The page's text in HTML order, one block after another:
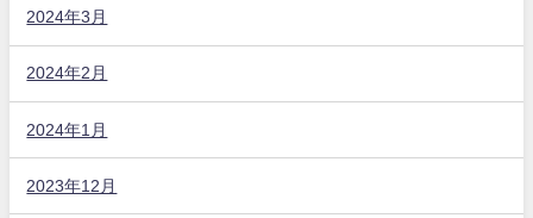
2024年3月
2024年2月
2024年1月
2023年12月